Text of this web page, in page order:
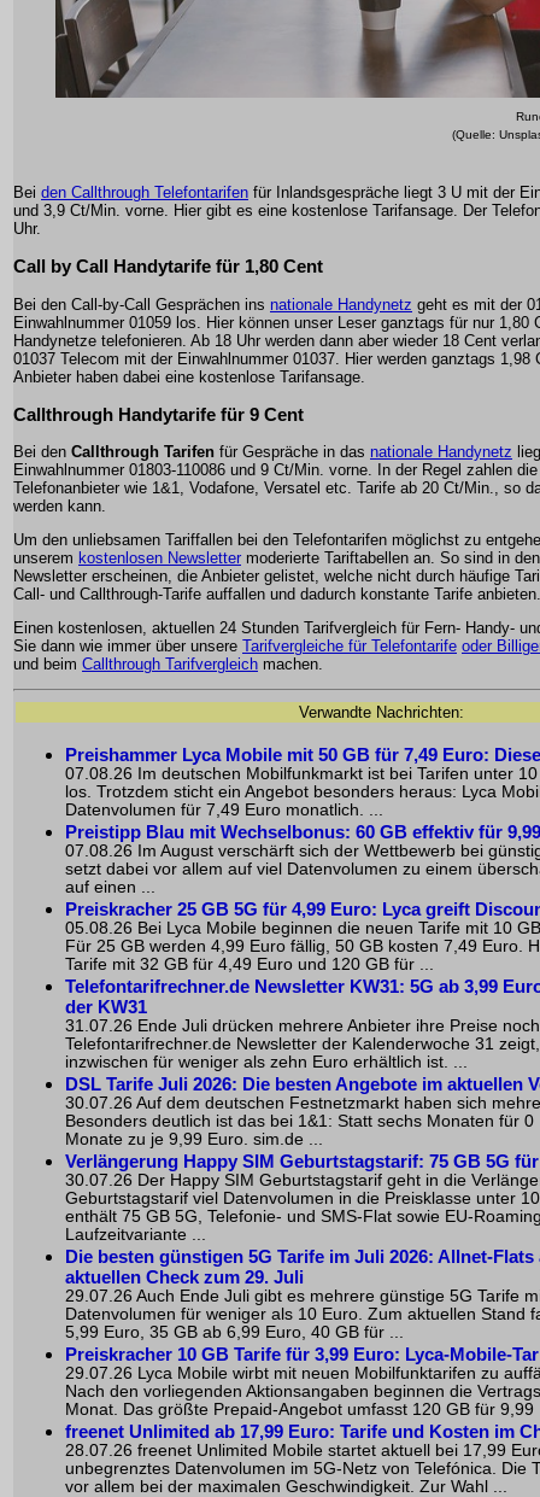
(Quelle:
Bei den Callthrough Telefontarifen für Inlandsgespräche liegt 3 U mit der
und 3,9 Ct/Min. vorne. Hier gibt es eine kostenlose Tarifansage. Der
Uhr.
Call by Call Handytarife für 1,80 Cent
Bei den Call-by-Call Gesprächen ins nationale Handynetz geht es mit der
Einwahlnummer 01059 los. Hier können unser Leser ganztags für nur 1,80
Handynetze telefonieren. Ab 18 Uhr werden dann aber wieder 18 Cent
01037 Telecom mit der Einwahlnummer 01037. Hier werden ganztags 1,98
Anbieter haben dabei eine kostenlose Tarifansage.
Callthrough Handytarife für 9 Cent
Bei den Callthrough Tarifen für Gespräche in das nationale Handynetz
Einwahlnummer 01803-110086 und 9 Ct/Min. vorne. In der Regel zahlen
Telefonanbieter wie 1&1, Vodafone, Versatel etc. Tarife ab 20 Ct/Min., so
werden kann.
Um den unliebsamen Tariffallen bei den Telefontarifen möglichst zu
unserem kostenlosen Newsletter moderierte Tariftabellen an. So sind in
Newsletter erscheinen, die Anbieter gelistet, welche nicht durch häufige
Call- und Callthrough-Tarife auffallen und dadurch konstante Tarife anbieten.
Einen kostenlosen, aktuellen 24 Stunden Tarifvergleich für Fern- Handy-
Sie dann wie immer über unsere Tarifvergleiche für Telefontarife oder
und beim Callthrough Tarifvergleich machen.
Verwandte Nachrichten:
Preishammer Lyca Mobile mit 50 GB für 7,49 Euro:
07.08.26 Im deutschen Mobilfunkmarkt ist bei Tarifen unter
los. Trotzdem sticht ein Angebot besonders heraus: Lyca
Datenvolumen für 7,49 Euro monatlich. ...
Preistipp Blau mit Wechselbonus: 60 GB effektiv für
07.08.26 Im August verschärft sich der Wettbewerb bei
setzt dabei vor allem auf viel Datenvolumen zu einem
auf einen ...
Preiskracher 25 GB 5G für 4,99 Euro: Lyca greift
05.08.26 Bei Lyca Mobile beginnen die neuen Tarife mit 10
Für 25 GB werden 4,99 Euro fällig, 50 GB kosten 7,49 Euro.
Tarife mit 32 GB für 4,49 Euro und 120 GB für ...
Telefontarifrechner.de Newsletter KW31: 5G ab 3,99
der KW31
31.07.26 Ende Juli drücken mehrere Anbieter ihre Preise
Telefontarifrechner.de Newsletter der Kalenderwoche 31
inzwischen für weniger als zehn Euro erhältlich ist. ...
DSL Tarife Juli 2026: Die besten Angebote im aktuellen
30.07.26 Auf dem deutschen Festnetzmarkt haben sich
Besonders deutlich ist das bei 1&1: Statt sechs Monaten für
Monate zu je 9,99 Euro. sim.de ...
Verlängerung Happy SIM Geburtstagstarif: 75 GB 5G
30.07.26 Der Happy SIM Geburtstagstarif geht in die
Geburtstagstarif viel Datenvolumen in die Preisklasse unter
enthält 75 GB 5G, Telefonie- und SMS-Flat sowie EU-
Laufzeitvariante ...
Die besten günstigen 5G Tarife im Juli 2026: Allnet-Flats
aktuellen Check zum 29. Juli
29.07.26 Auch Ende Juli gibt es mehrere günstige 5G Tarife
Datenvolumen für weniger als 10 Euro. Zum aktuellen Stand
5,99 Euro, 35 GB ab 6,99 Euro, 40 GB für ...
Preiskracher 10 GB Tarife für 3,99 Euro: Lyca-Mobile-
29.07.26 Lyca Mobile wirbt mit neuen Mobilfunktarifen zu
Nach den vorliegenden Aktionsangaben beginnen die
Monat. Das größte Prepaid-Angebot umfasst 120 GB für 9,99
freenet Unlimited ab 17,99 Euro: Tarife und Kosten im
28.07.26 freenet Unlimited Mobile startet aktuell bei 17,99
unbegrenztes Datenvolumen im 5G-Netz von Telefónica. Die
vor allem bei der maximalen Geschwindigkeit. Zur Wahl ...